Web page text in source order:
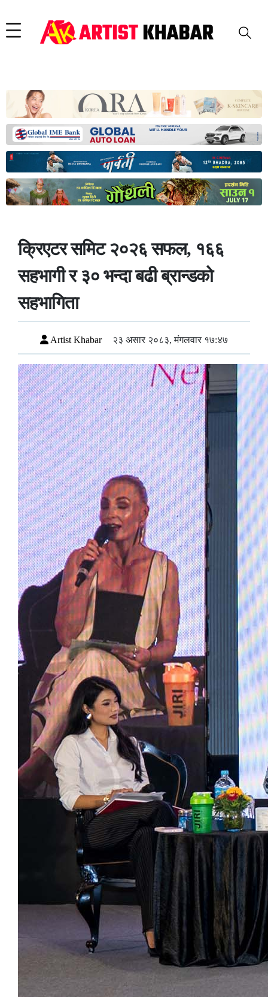
क्रिएटर समिट २०२६ सफल, १६६
सहभागी र ३० भन्दा बढी ब्रान्डको
सहभागिता
Artist Khabar २३ असार २०८३, मंगलवार १७:४७